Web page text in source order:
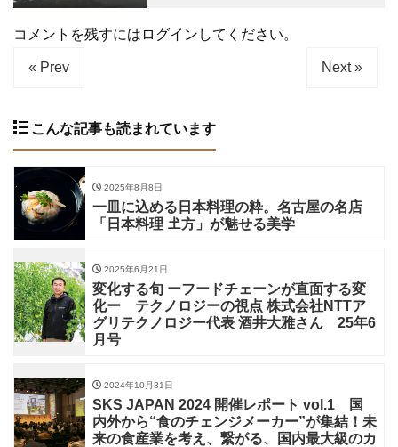
コメントを残すにはログインしてください。
« Prev Next »
こんな記事も読まれています
2025年8月8日
一皿に込める日本料理の粋。名古屋の名店
「日本料理 𡈽方」が魅せる美学
2025年6月21日
変化する旬 ーフードチェーンが直面する変
化ー テクノロジーの視点 株式会社NTTア
グリテクノロジー代表 酒井大雅さん 25年6
月号
2024年10月31日
SKS JAPAN 2024 開催レポート vol.1 国
内外から“食のチェンジメーカー”が集結！未
来の食産業を考え、繋がる、国内最大級のカ